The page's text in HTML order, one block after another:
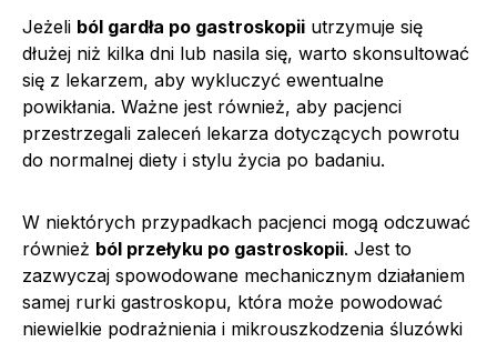
Jeżeli ból gardła po gastroskopii utrzymuje się
dłużej niż kilka dni lub nasila się, warto skonsultować
się z lekarzem, aby wykluczyć ewentualne
powikłania. Ważne jest również, aby pacjenci
przestrzegali zaleceń lekarza dotyczących powrotu
do normalnej diety i stylu życia po badaniu.
W niektórych przypadkach pacjenci mogą odczuwać
również ból przełyku po gastroskopii. Jest to
zazwyczaj spowodowane mechanicznym działaniem
samej rurki gastroskopu, która może powodować
niewielkie podrażnienia i mikrouszkodzenia śluzówki